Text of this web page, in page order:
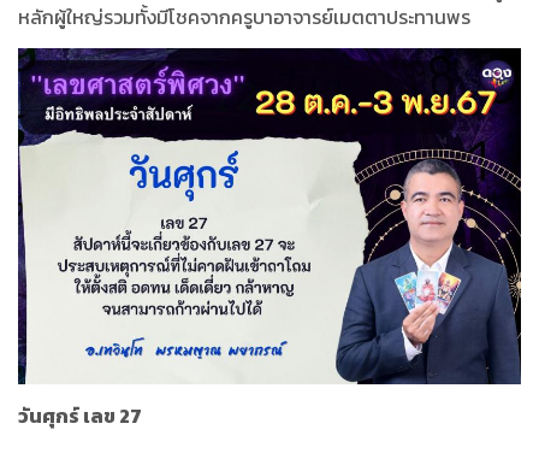
หลักผู้ใหญ่รวมทั้งมีโชคจากครูบาอาจารย์เมตตาประทานพร
วันศุกร์ เลข 27